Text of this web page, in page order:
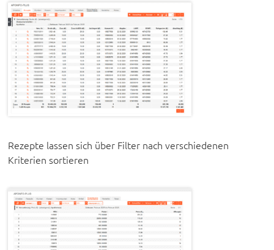
Rezepte lassen sich über Filter nach verschiedenen
Kriterien sortieren